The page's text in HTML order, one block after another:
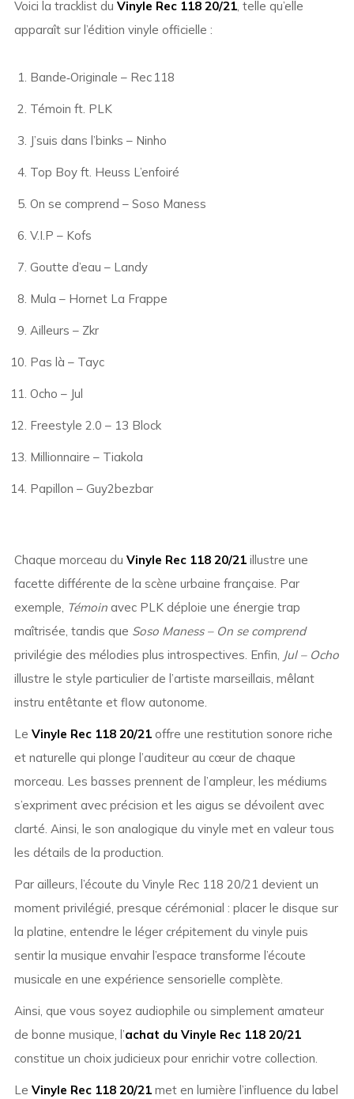
Voici la tracklist du Vinyle Rec 118 20/21, telle qu’elle
apparaît sur l’édition vinyle officielle :
Bande‑Originale – Rec 118
Témoin ft. PLK
J’suis dans l’binks – Ninho
Top Boy ft. Heuss L’enfoiré
On se comprend – Soso Maness
V.I.P – Kofs
Goutte d’eau – Landy
Mula – Hornet La Frappe
Ailleurs – Zkr
Pas là – Tayc
Ocho – Jul
Freestyle 2.0 – 13 Block
Millionnaire – Tiakola
Papillon – Guy2bezbar
Chaque morceau du Vinyle Rec 118 20/21illustre une
facette différente de la scène urbaine française. Par
exemple, Témoinavec PLK déploie une énergie trap
maîtrisée, tandis que Soso Maness – On se comprend
privilégie des mélodies plus introspectives. Enfin, Jul – Ocho
illustre le style particulier de l’artiste marseillais, mêlant
instru entêtante et flow autonome.
Le Vinyle Rec 118 20/21offre une restitution sonore riche
et naturelle qui plonge l’auditeur au cœur de chaque
morceau. Les basses prennent de l’ampleur, les médiums
s’expriment avec précision et les aigus se dévoilent avec
clarté. Ainsi, le son analogique du vinyle met en valeur tous
les détails de la production.
Par ailleurs, l’écoute du Vinyle Rec 118 20/21 devient un
moment privilégié, presque cérémonial : placer le disque sur
la platine, entendre le léger crépitement du vinyle puis
sentir la musique envahir l’espace transforme l’écoute
musicale en une expérience sensorielle complète.
Ainsi, que vous soyez audiophile ou simplement amateur
de bonne musique, l’achat du Vinyle Rec 118 20/21
constitue un choix judicieux pour enrichir votre collection.
Le Vinyle Rec 118 20/21met en lumière l’influence du label